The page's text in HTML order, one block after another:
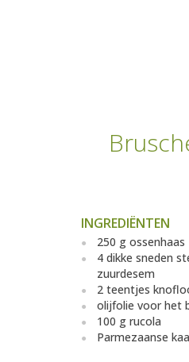
INGREDIËNTEN
250 g ossenhaas
4 dikke sneden
zuurdesem
2 teentjes
olijfolie voor het
100 g rucola
Parmezaanse